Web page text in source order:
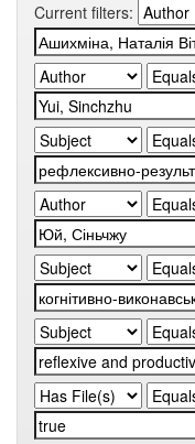
Current filters: